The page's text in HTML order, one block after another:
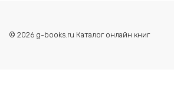
© 2026 g-books.ru Каталог онлайн книг